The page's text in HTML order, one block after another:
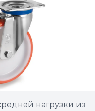
нагрузки из